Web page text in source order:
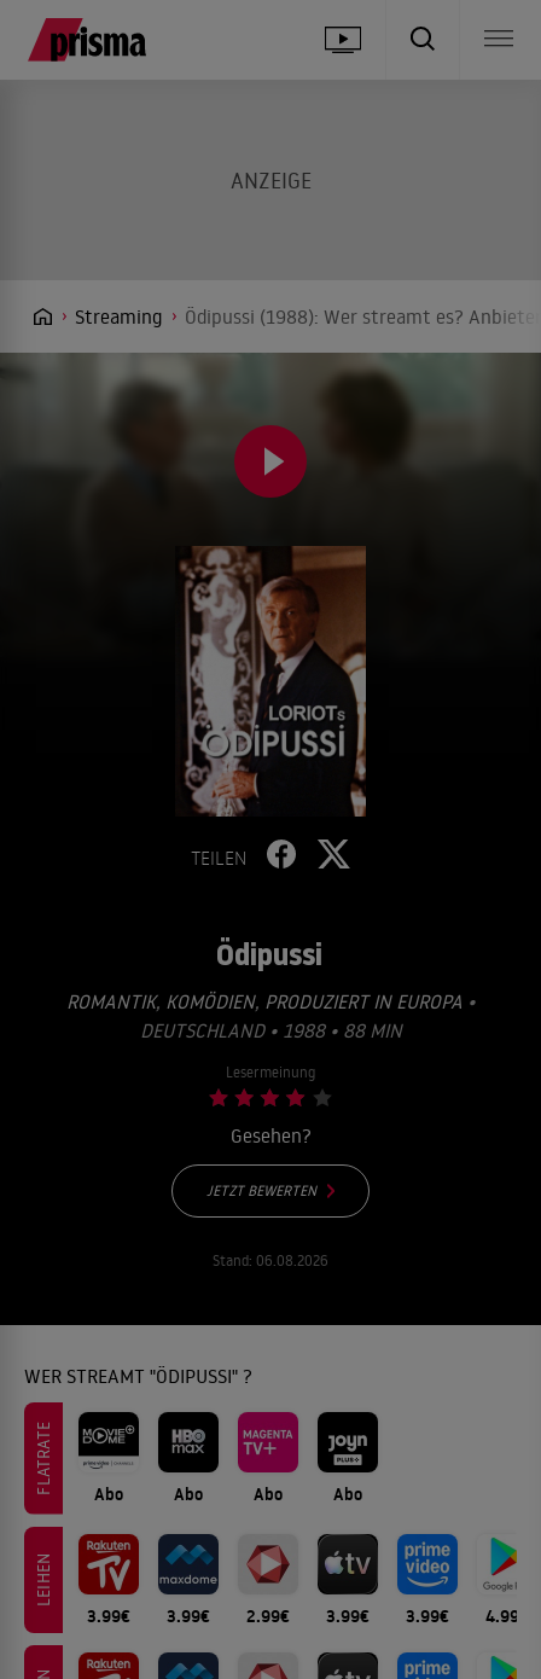
Streaming Ödipussi (1988): Wer streamt es?
TEILEN
Ödipussi
ROMANTIK, KOMÖDIEN, PRODUZIERT IN EUROPA •
DEUTSCHLAND • 1988 • 88 MIN
Lesermeinung
Gesehen?
JETZT BEWERTEN
Stand: 06.08.2026
WER STREAMT "ÖDIPUSSI" ?
FLATRATE Abo Abo Abo Abo
LEIHEN
3.99€ 3.99€ 2.99€ 3.99€ 3.99€ 4.99€